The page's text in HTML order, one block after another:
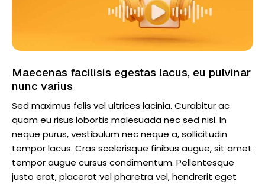
Maecenas facilisis egestas lacus, eu pulvinar
nunc varius
Sed maximus felis vel ultrices lacinia. Curabitur ac
quam eu risus lobortis malesuada nec sed nisl. In
neque purus, vestibulum nec neque a, sollicitudin
tempor lacus. Cras scelerisque finibus augue, sit amet
tempor augue cursus condimentum. Pellentesque
justo erat, placerat vel pharetra vel, hendrerit eget